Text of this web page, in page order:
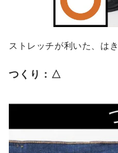
ストレッチが利いた、は
つくり：△